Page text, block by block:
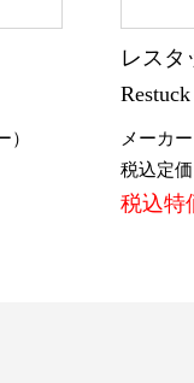
）
レスタ
Restuck
メーカ
税込定
税込特